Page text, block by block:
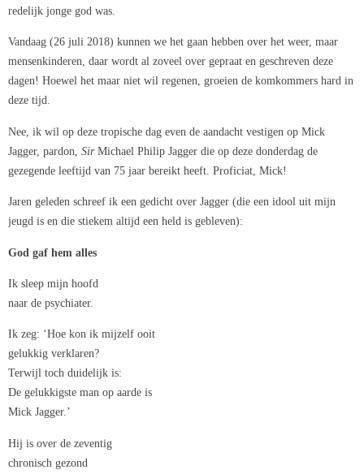
redelijk jonge god was.
Vandaag (26 juli 2018) kunnen we het gaan hebben over het weer, maar
mensenkinderen, daar wordt al zoveel over gepraat en geschreven deze
dagen! Hoewel het maar niet wil regenen, groeien de komkommers hard in
deze tijd.
Nee, ik wil op deze tropische dag even de aandacht vestigen op Mick
Jagger, pardon, SirMichael Philip Jagger die op deze donderdag de
gezegende leeftijd van 75 jaar bereikt heeft. Proficiat, Mick!
Jaren geleden schreef ik een gedicht over Jagger (die een idool uit mijn
jeugd is en die stiekem altijd een held is gebleven):
God gaf hem alles
Ik sleep mijn hoofd
naar de psychiater.
Ik zeg: ‘Hoe kon ik mijzelf ooit
gelukkig verklaren?
Terwijl toch duidelijk is:
De gelukkigste man op aarde is
Mick Jagger.’
Hij is over de zeventig
chronisch gezond